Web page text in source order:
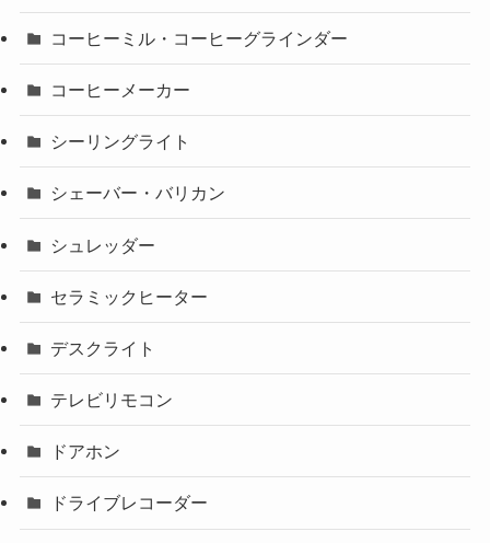
コーヒーミル・コーヒーグラインダー
コーヒーメーカー
シーリングライト
シェーバー・バリカン
シュレッダー
セラミックヒーター
デスクライト
テレビリモコン
ドアホン
ドライブレコーダー